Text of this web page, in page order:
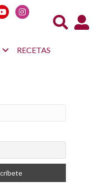
Acceso
RECETAS